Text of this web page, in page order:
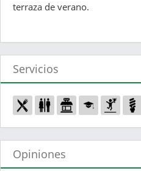
terraza de verano.
Servicios
Opiniones